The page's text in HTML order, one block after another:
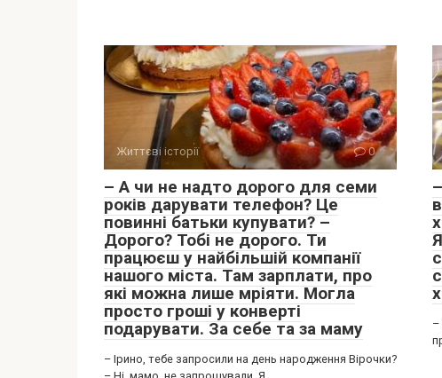
Життєві історії 0
– А чи не надто дорого для семи
років дарувати телефон? Це
повинні батьки купувати? –
Дорого? Тобі не дорого. Ти
працюєш у найбільшій компанії
нашого міста. Там зарплати, про
які можна лише мріяти. Могла
просто гроші у конверті
подарувати. За себе та за маму
– Ірино, тебе запросили на день народження Вірочки?
–